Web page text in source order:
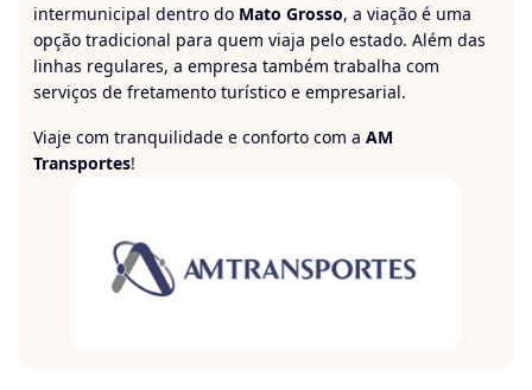
intermunicipal dentro do Mato Grosso, a viação é uma
opção tradicional para quem viaja pelo estado. Além das
linhas regulares, a empresa também trabalha com
serviços de fretamento turístico e empresarial.
Viaje com tranquilidade e conforto com a AM
Transportes!